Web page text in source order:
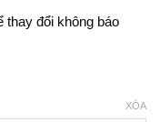
thay đổi không báo
XÓA